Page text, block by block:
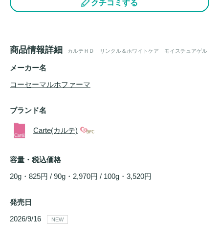
クチコミする
商品情報詳細 カルテＨＤ リンクル＆ホワイトケア モイスチュアゲル
メーカー名
コーセーマルホファーマ
ブランド名
Carte(カルテ)
容量・税込価格
20g・825円 / 90g・2,970円 / 100g・3,520円
発売日
2026/9/16
NEW